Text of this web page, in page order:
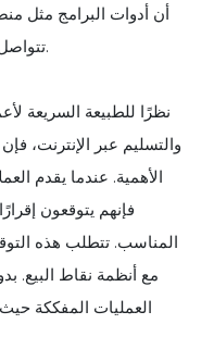
أن أدوات البرامج مثل
البيع (POS) تتواصل بسلاسة مع بعضها البعض.
نظرًا للطبيعة السريعة
والتسليم عبر الإنترنت،
الأهمية. عندما يقدم
فإنهم يتوقعون
المناسب. تتطلب هذه
مع أنظمة نقاط البيع.
العمليات المفككة